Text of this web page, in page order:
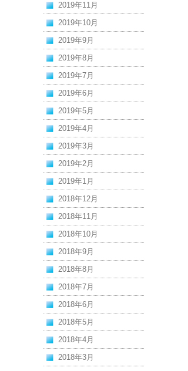
2019年11月
2019年10月
2019年9月
2019年8月
2019年7月
2019年6月
2019年5月
2019年4月
2019年3月
2019年2月
2019年1月
2018年12月
2018年11月
2018年10月
2018年9月
2018年8月
2018年7月
2018年6月
2018年5月
2018年4月
2018年3月